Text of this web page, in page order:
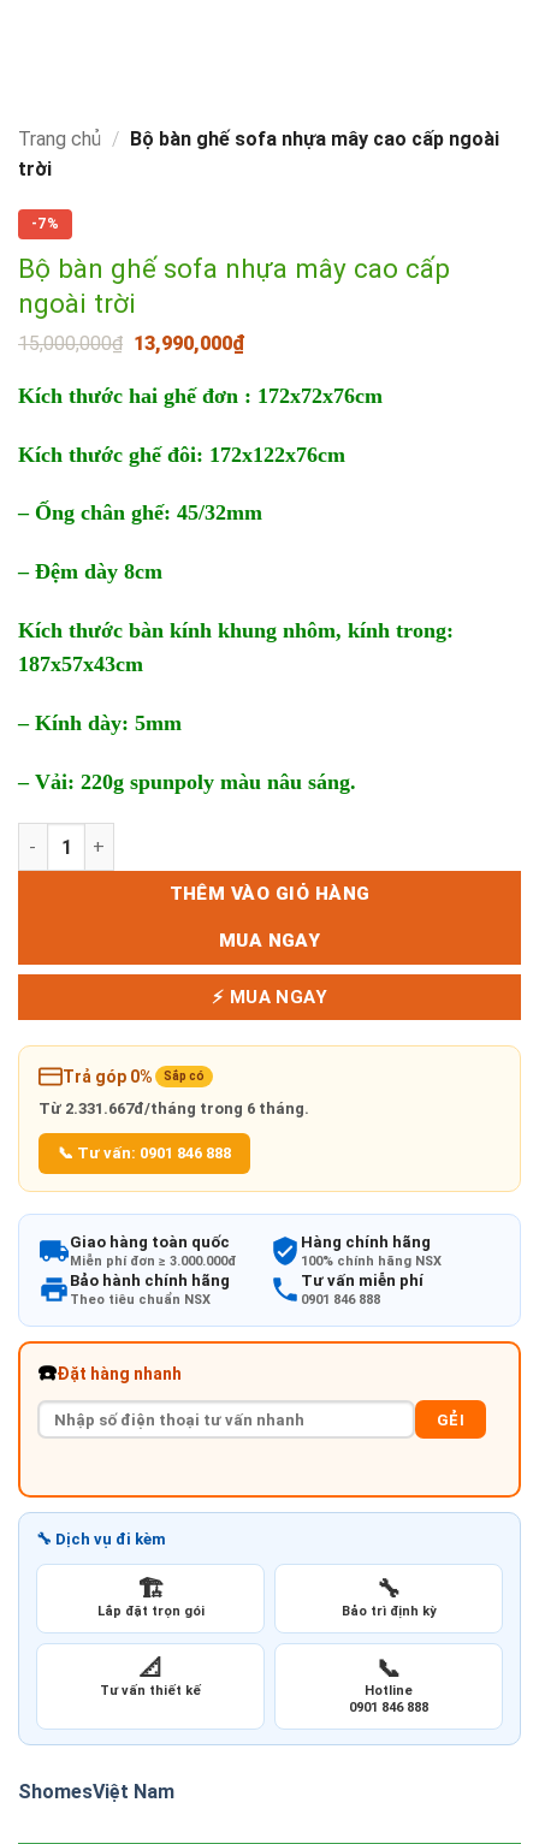
Trang chủ / Bộ bàn ghế sofa nhựa mây cao cấp ngoài
trời
-7%
Bộ bàn ghế sofa nhựa mây cao cấp
ngoài trời
15,000,000₫ Giá
gốc
15,000,000₫.
13,990,000₫Giá
hiện
là:
Kích thước hai ghế đơn : 172x72x76cm
Kích thước ghế đôi: 172x122x76cm
– Ống chân ghế: 45/32mm
– Đệm dày 8cm
Kích thước bàn kính khung nhôm, kính trong:
187x57x43cm
– Kính dày: 5mm
– Vải: 220g spunpoly màu nâu sáng.
Bộ bàn ghế sofa nhựa mây cao cấp ngoài trời số lượng
THÊM VÀO GIỎ HÀNG
MUA NGAY
⚡ MUA NGAY
Trả góp 0% Sắp có
Từ 2.331.667đ/tháng trong 6 tháng.
📞 Tư vấn: 0901 846 888
Giao hàng toàn quốc
Miễn phí đơn ≥ 3.000.000đ
Hàng chính hãng
100% chính hãng NSX
Bảo hành chính hãng
Theo tiêu chuẩn NSX
Tư vấn miễn phí
0901 846 888
☎️Đặt hàng nhanh
GẺI
🔧 Dịch vụ đi kèm
🏗️
Lắp đặt trọn gói
🔧
Bảo trì định kỳ
📐
Tư vấn thiết kế
📞
Hotline
0901 846 888
ShomesViệt Nam